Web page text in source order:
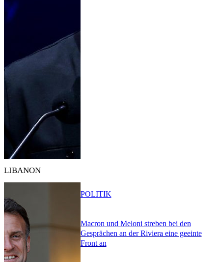
LIBANON
Macron und Meloni streben bei den
Gesprächen an der Riviera eine geeinte
Front an
POLITIK